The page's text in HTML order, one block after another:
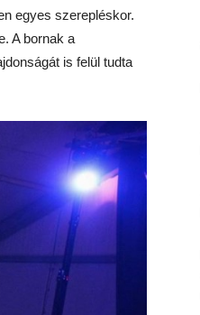
egyes szerepléskor.
A bornak a
is felül tudta